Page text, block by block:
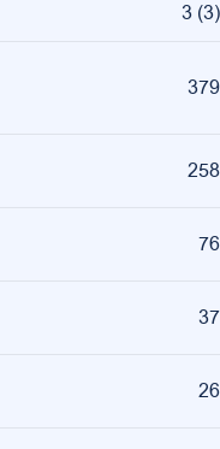
3 (3)
379
258
76
37
26